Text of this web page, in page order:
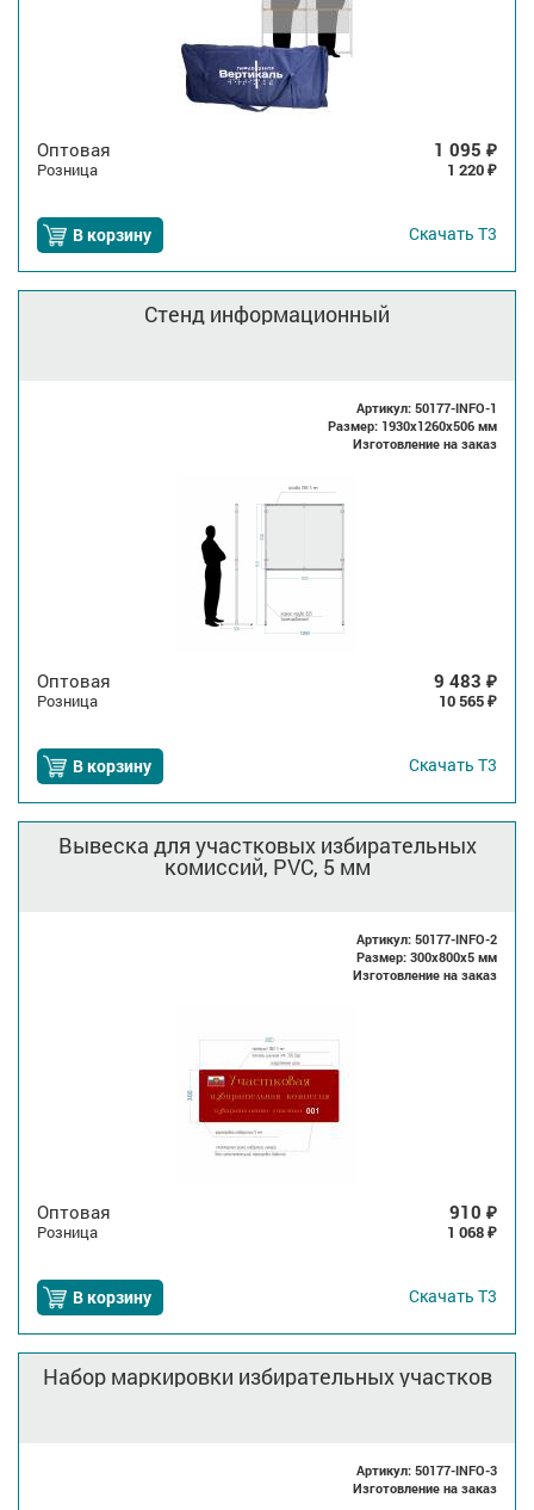
Оптовая 1 095 ₽
Розница 1 220 ₽
В корзину Скачать Т3
Стенд информационный
Артикул: 50177-INFO-1
Размер: 1930x1260x506 мм
Изготовление на заказ
Оптовая 9 483 ₽
Розница 10 565 ₽
В корзину Скачать Т3
Вывеска для участковых избирательных
комиссий, PVC, 5 мм
Артикул: 50177-INFO-2
Размер: 300x800x5 мм
Изготовление на заказ
Оптовая 910 ₽
Розница 1 068 ₽
В корзину Скачать Т3
Набор маркировки избирательных участков
Артикул: 50177-INFO-3
Изготовление на заказ